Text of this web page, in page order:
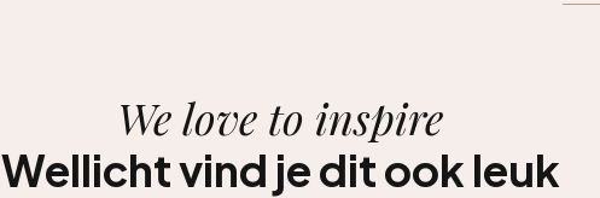
We love to inspire
Wellicht vind je dit ook leuk